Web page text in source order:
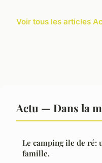
Voir tous les articles
Actu — Dans la
Le camping ile de ré:
famille.